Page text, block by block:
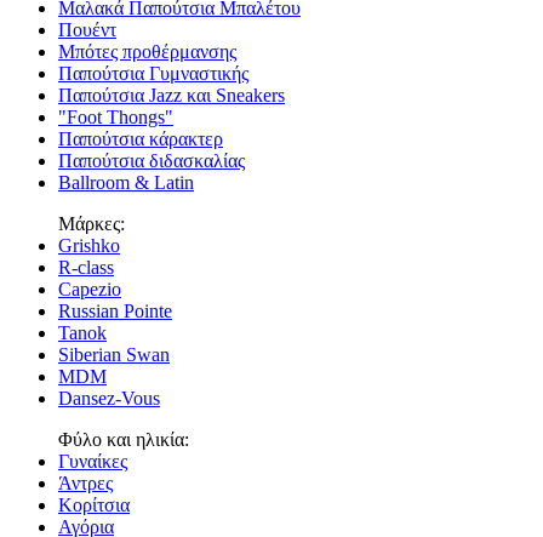
Μαλακά Παπούτσια Μπαλέτου
Πουέντ
Μπότες προθέρμανσης
Παπούτσια Γυμναστικής
Παπούτσια Jazz και Sneakers
"Foot Thongs"
Παπούτσια κάρακτερ
Παπούτσια διδασκαλίας
Ballroom & Latin
Μάρκες:
Grishko
R-class
Capezio
Russian Pointe
Tanok
Siberian Swan
MDM
Dansez-Vous
Φύλο και ηλικία:
Γυναίκες
Άντρες
Κορίτσια
Αγόρια